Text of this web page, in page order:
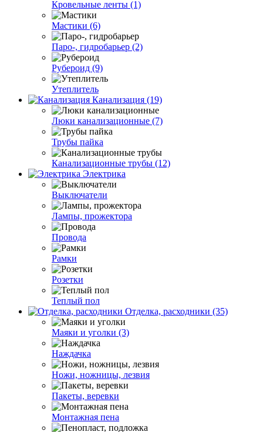
Кровельные ленты (1)
Мастики (6)
Паро-, гидробарьер (2)
Рубероид (9)
Утеплитель
Канализация (19)
Люки канализационные (7)
Трубы пайка
Канализационные трубы (12)
Электрика
Выключатели
Лампы, прожектора
Провода
Рамки
Розетки
Теплый пол
Отделка, расходники (35)
Маяки и уголки (3)
Наждачка
Ножи, ножницы, лезвия
Пакеты, веревки
Монтажная пена